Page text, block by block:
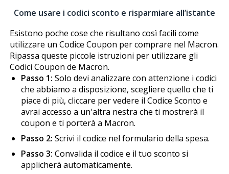
Come usare i codici sconto e risparmiare all’istante
Esistono poche cose che risultano così facili come
utilizzare un Codice Coupon per comprare nel Macron.
Ripassa queste piccole istruzioni per utilizzare gli
Codici Coupon de Macron.
Passo 1: Solo devi analizzare con attenzione i codici
che abbiamo a disposizione, scegliere quello che ti
piace di più, cliccare per vedere il Codice Sconto e
avrai accesso a un'altra finestra che ti mostrerà il
coupon e ti porterà a Macron.
Passo 2: Scrivi il codice nel formulario della spesa.
Passo 3: Convalida il codice e il tuo sconto si
applicherà automaticamente.